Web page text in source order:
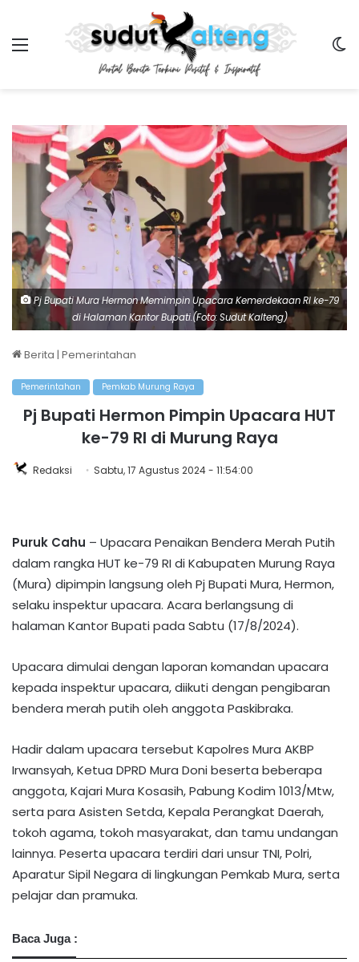
Menu
Pj Bupati Mura Hermon Memimpin Upacara Kemerdekaan RI ke-79
di Halaman Kantor Bupati.(Foto: Sudut Kalteng)
Berita | Pemerintahan
Pemerintahan Pemkab Murung Raya
Pj Bupati Hermon Pimpin Upacara HUT
ke-79 RI di Murung Raya
Redaksi Sabtu, 17 Agustus 2024 - 11:54:00
Puruk Cahu – Upacara Penaikan Bendera Merah Putih
dalam rangka HUT ke-79 RI di Kabupaten Murung Raya
(Mura) dipimpin langsung oleh Pj Bupati Mura, Hermon,
selaku inspektur upacara. Acara berlangsung di
halaman Kantor Bupati pada Sabtu (17/8/2024).
Upacara dimulai dengan laporan komandan upacara
kepada inspektur upacara, diikuti dengan pengibaran
bendera merah putih oleh anggota Paskibraka.
Hadir dalam upacara tersebut Kapolres Mura AKBP
Irwansyah, Ketua DPRD Mura Doni beserta beberapa
anggota, Kajari Mura Kosasih, Pabung Kodim 1013/Mtw,
serta para Asisten Setda, Kepala Perangkat Daerah,
tokoh agama, tokoh masyarakat, dan tamu undangan
lainnya. Peserta upacara terdiri dari unsur TNI, Polri,
Aparatur Sipil Negara di lingkungan Pemkab Mura, serta
pelajar dan pramuka.
Baca Juga :